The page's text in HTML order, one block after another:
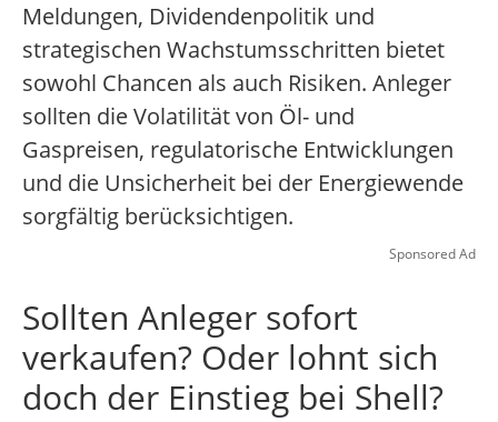
Meldungen, Dividendenpolitik und
strategischen Wachstumsschritten bietet
sowohl Chancen als auch Risiken. Anleger
sollten die Volatilität von Öl- und
Gaspreisen, regulatorische Entwicklungen
und die Unsicherheit bei der Energiewende
sorgfältig berücksichtigen.
Sponsored Ad
Sollten Anleger sofort
verkaufen? Oder lohnt sich
doch der Einstieg bei Shell?